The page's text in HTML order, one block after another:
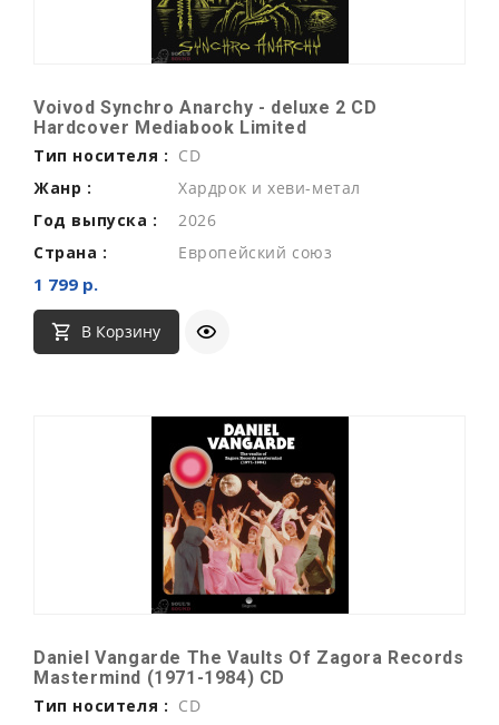
Voivod Synchro Anarchy - deluxe 2 CD
Hardcover Mediabook Limited
Тип носителя : CD
Жанр :
Хардрок и хеви-метал
Год выпуска :
2026
Страна :
Европейский союз
1 799 р.
В Корзину
Daniel Vangarde The Vaults Of Zagora Records
Mastermind (1971-1984) CD
Тип носителя : CD